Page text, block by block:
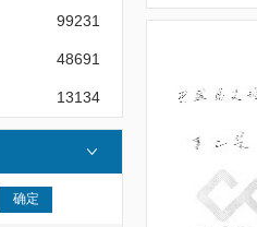
99231
48691
13134